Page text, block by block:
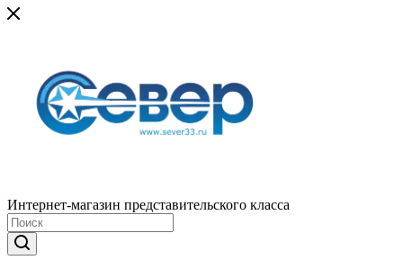
Интернет-магазин представительского класса